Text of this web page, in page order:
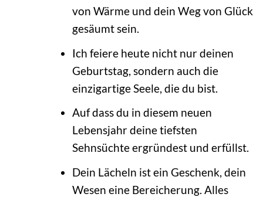
von Wärme und dein Weg von Glück
gesäumt sein.
Ich feiere heute nicht nur deinen
Geburtstag, sondern auch die
einzigartige Seele, die du bist.
Auf dass du in diesem neuen
Lebensjahr deine tiefsten
Sehnsüchte ergründest und erfüllst.
Dein Lächeln ist ein Geschenk, dein
Wesen eine Bereicherung. Alles